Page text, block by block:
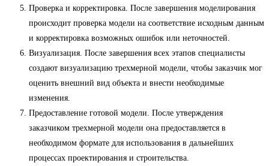
Проверка и корректировка. После завершения моделирования
происходит проверка модели на соответствие исходным данным
и корректировка возможных ошибок или неточностей.
Визуализация. После завершения всех этапов специалисты
создают визуализацию трехмерной модели, чтобы заказчик мог
оценить внешний вид объекта и внести необходимые
изменения.
Предоставление готовой модели. После утверждения
заказчиком трехмерной модели она предоставляется в
необходимом формате для использования в дальнейших
процессах проектирования и строительства.